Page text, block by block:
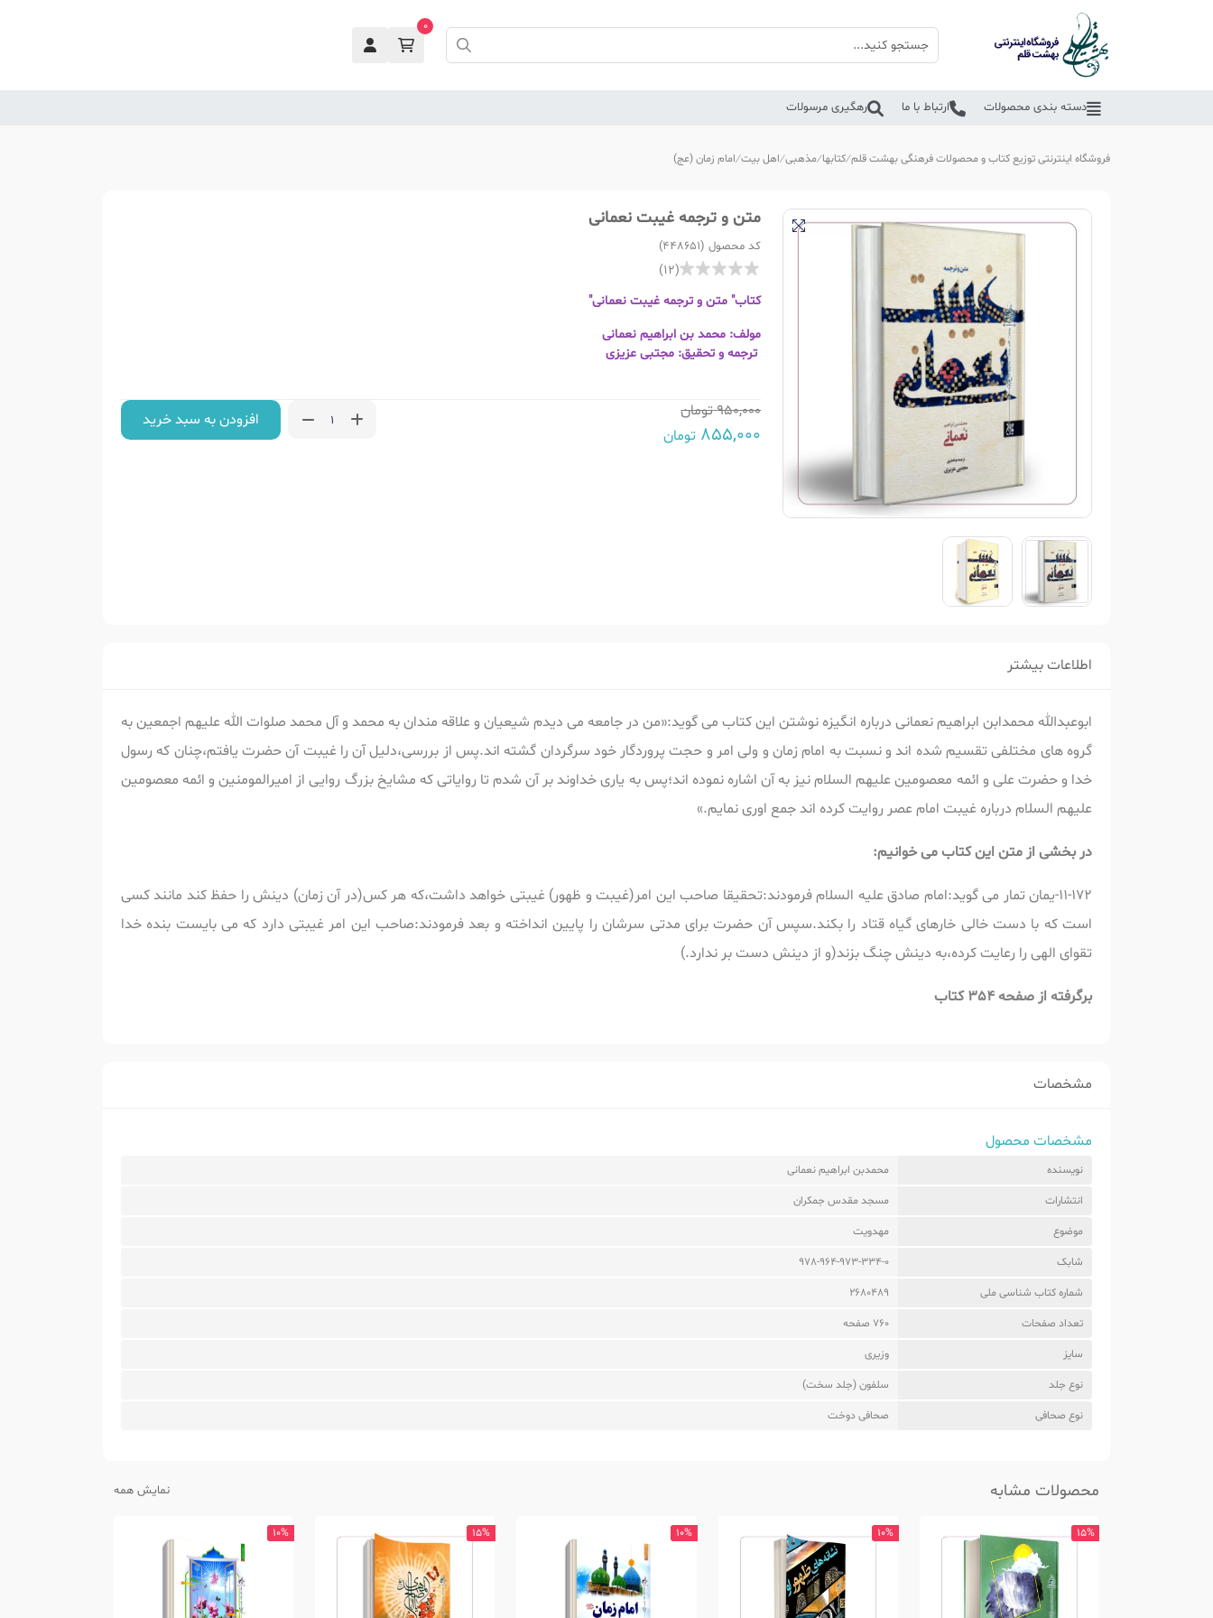
0
دسته بندی محصولات ارتباط با ما رهگیری مرسولات
فروشگاه اینترنتی توزیع کتاب و محصولات فرهنگی بهشت قلم کتابها مذهبی اهل بیت امام زمان (عج)
متن و ترجمه غیبت نعمانی
کد محصول (448651)
(12)
کتاب" متن و ترجمه غیبت نعمانی"
مولف: محمد بن ابراهیم نعمانی
ترجمه و تحقیق: مجتبی عزیزی
950,000تومان
855,000 تومان
افزودن به سبد خرید
اطلاعات بیشتر
ابوعبدالله محمدابن ابراهیم نعمانی درباره انگیزه نوشتن این کتاب می گوید:«من در جامعه می دیدم شیعیان و علاقه مندان به محمد و آل محمد صلوات الله علیهم اجمعین به
گروه های مختلفی تقسیم شده اند و نسبت به امام زمان و ولی امر و حجت پروردگار خود سرگردان گشته اند.پس از بررسی،دلیل آن را غیبت آن حضرت یافتم،چنان که رسول
خدا و حضرت علی و ائمه معصومین علیهم السلام نیز به آن اشاره نموده اند؛پس به یاری خداوند بر آن شدم تا روایاتی که مشایخ بزرگ روایی از امیرالمومنین و ائمه معصومین
علیهم السلام درباره غیبت امام عصر روایت کرده اند جمع اوری نمایم.»
در بخشی از متن این کتاب می خوانیم:
11-172-یمان تمار می گوید:امام صادق علیه السلام فرمودند:تحقیقا صاحب این امر(غیبت و ظهور) غیبتی خواهد داشت،که هر کس(در آن زمان) دینش را حفظ کند مانند کسی
است که با دست خالی خارهای گیاه قتاد را بکند.سپس آن حضرت برای مدتی سرشان را پایین انداخته و بعد فرمودند:صاحب این امر غیبتی دارد که می بایست بنده خدا
تقوای الهی را رعایت کرده،به دینش چنگ بزند(و از دینش دست بر ندارد.)
برگرفته از صفحه 354 کتاب
مشخصات
مشخصات محصول
نویسنده محمدبن ابراهیم نعمانی
انتشارات مسجد مقدس جمکران
موضوع مهدویت
شابک 978-964-973-334-0
شماره کتاب شناسی ملی 2680489
تعداد صفحات 760 صفحه
سایز وزیری
نوع جلد سلفون (جلد سخت)
نوع صحافی صحافی دوخت
محصولات مشابه نمایش همه
15%
10%
10%
15%
10%